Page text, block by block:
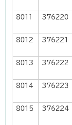
8011 376220
8012 376221
8013 376222
8014 376223
8015 376224